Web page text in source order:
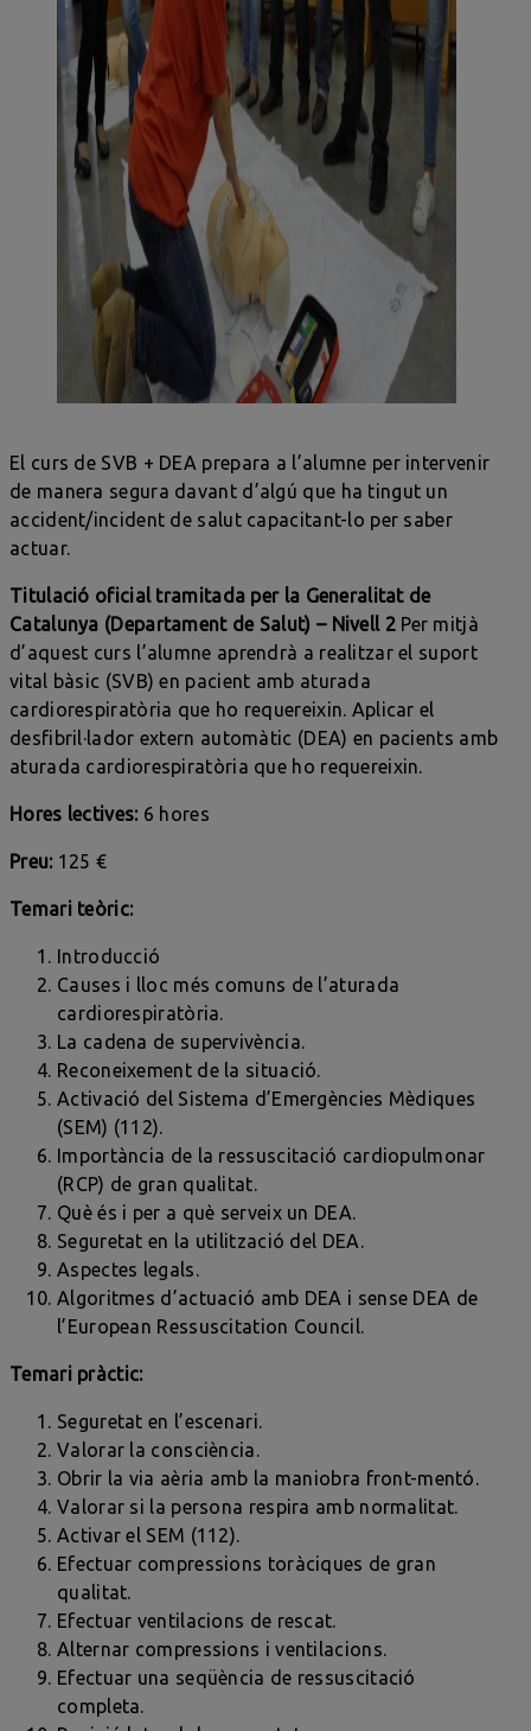
El curs de SVB + DEA prepara a l’alumne per intervenir
de manera segura davant d’algú que ha tingut un
accident/incident de salut capacitant-lo per saber
actuar.
Titulació oficial tramitada per la Generalitat de
Catalunya (Departament de Salut) – Nivell 2 Per mitjà
d’aquest curs l’alumne aprendrà a realitzar el suport
vital bàsic (SVB) en pacient amb aturada
cardiorespiratòria que ho requereixin. Aplicar el
desfibril·lador extern automàtic (DEA) en pacients amb
aturada cardiorespiratòria que ho requereixin.
Hores lectives: 6 hores
Preu: 125 €
Temari teòric:
Introducció
Causes i lloc més comuns de l’aturada
cardiorespiratòria.
La cadena de supervivència.
Reconeixement de la situació.
Activació del Sistema d’Emergències Mèdiques
(SEM) (112).
Importància de la ressuscitació cardiopulmonar
(RCP) de gran qualitat.
Què és i per a què serveix un DEA.
Seguretat en la utilització del DEA.
Aspectes legals.
Algoritmes d’actuació amb DEA i sense DEA de
l’European Ressuscitation Council.
Temari pràctic:
Seguretat en l’escenari.
Valorar la consciència.
Obrir la via aèria amb la maniobra front-mentó.
Valorar si la persona respira amb normalitat.
Activar el SEM (112).
Efectuar compressions toràciques de gran
qualitat.
Efectuar ventilacions de rescat.
Alternar compressions i ventilacions.
Efectuar una seqüència de ressuscitació
completa.